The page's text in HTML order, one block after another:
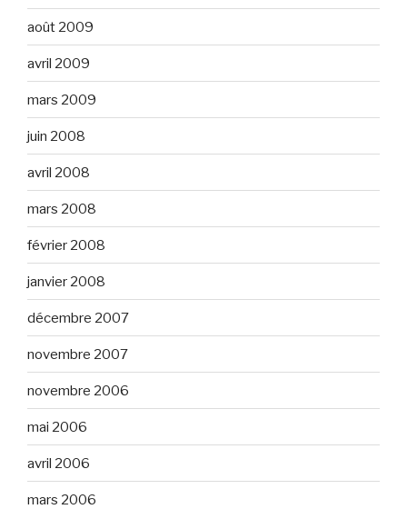
août 2009
avril 2009
mars 2009
juin 2008
avril 2008
mars 2008
février 2008
janvier 2008
décembre 2007
novembre 2007
novembre 2006
mai 2006
avril 2006
mars 2006